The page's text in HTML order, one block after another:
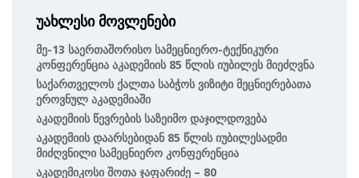
უახლესი მოვლენები
Მე-13 Საერთაშორისო Სამეცნიერო-Ტექნიკური
Კონფერენცია Აკადემიის 85 Წლის Იუბილეს Მიეძღვნა
Საქართველოს Ქალთა Საბჭოს Ვიზიტი Მეცნიერებათა
Ეროვნულ Აკადემიაში
Აკადემიის Წევრების Საზეიმო Დაჯილდოვება
Აკადემიის Დაარსებიდან 85 Წლის Იუბილესადმი
Მიძღვნილი Სამეცნიერო Კონფერენცია
Აკადემიკოსი Შოთა Ჯაფარიძე – 80